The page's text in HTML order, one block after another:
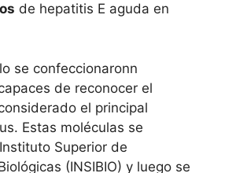
de hepatitis E aguda en
se confeccionaronn
de reconocer el
el principal
Estas moléculas se
Superior de
(INSIBIO) y luego se